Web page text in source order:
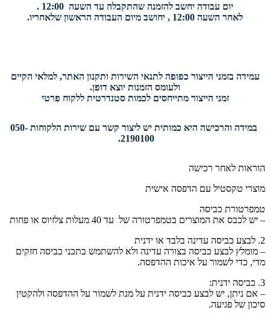
יום עבודה יחשב להזמנה שהתקבלה עד השעה 12:00 .
לאחר השעה 12:00 , יחושב מיום העבודה הראשון שלאחריו.
עמידה בזמני הייצור כפופה לתנאי השירות ותקנון האתר, למלאי הקיים
ולעומס הזמנות יוצא דופן.
זמני הייצור מתייחסים לכמות סטנדרטית ללקוח פרטי
במידה והרכישה היא כמותית יש ליצור קשר עם שירות הלקוחות 050-
2190100.
הוראות לאחר רכישה
מוצרי טקסטיל עם הדפסה אישית
טמפרטורת כביסה
– יש לכבס את המוצרים בטמפרטורה של עד 40 מעלות צלזיוס או פחות
2. לבצע כביסה עדינה בלבד או ידנית
– מומלץ לבצע כביסה בצורה עדינה ולא להשתמש בתכני כביסה חזקים
מדי, כדי לשמור על איכות ההדפסה.
3. כביסה ידנית:
– אם ניתן, יש לבצע כביסה ידנית על מנת לשמור על ההדפסה ולהקטין
סיכון של פגיעה.